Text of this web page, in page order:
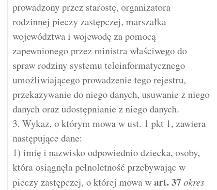
prowadzony przez starostę, organizatora
rodzinnej pieczy zastępczej, marszałka
województwa i wojewodę za pomocą
zapewnionego przez ministra właściwego do
spraw rodziny systemu teleinformatycznego
umożliwiającego prowadzenie tego rejestru,
przekazywanie do niego danych, usuwanie z niego
danych oraz udostępnianie z niego danych.
3. Wykaz, o którym mowa w ust. 1 pkt 1, zawiera
następujące dane:
1) imię i nazwisko odpowiednio dziecka, osoby,
która osiągnęła pełnoletność przebywając w
pieczy zastępczej, o której mowa wart. 37okres